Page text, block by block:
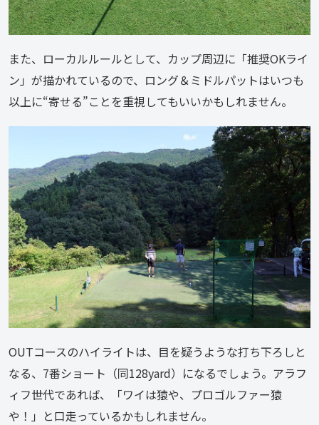
また、ローカルルールとして、カップ周辺に「推奨OKライ
ン」が描かれているので、ロング＆ミドルパットはいつも
以上に“寄せる”ことを重視してもいいかもしれません。
OUTコースのハイライトは、目を疑うような打ち下ろしと
なる、7番ショート（同128yard）になるでしょう。アラフ
ィフ世代であれば、「ワイは猿や、プロゴルファー猿
や！」と口走っているかもしれません。